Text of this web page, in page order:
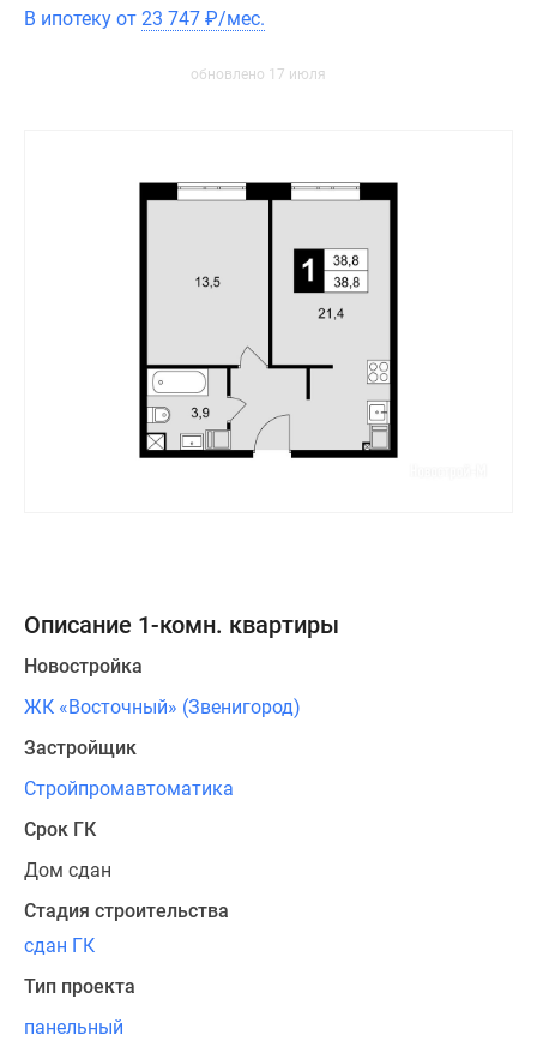
В ипотеку от 23 747 ₽/мес.
обновлено 17 июля
Описание 1-комн. квартиры
Новостройка
ЖК «Восточный» (Звенигород)
Застройщик
Стройпромавтоматика
Срок ГК
Дом сдан
Стадия строительства
сдан ГК
Тип проекта
панельный